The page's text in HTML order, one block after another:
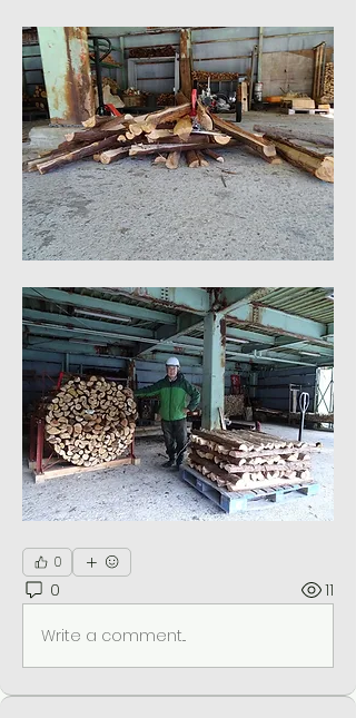
0
0 11
Write a comment...